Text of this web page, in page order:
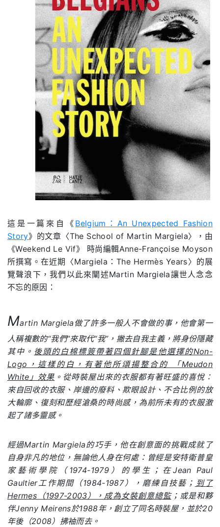
這是一篇來自《 Belgium：An Unexpected Fashion
Story》的文章〈The School of Martin Margiela〉，由
《Weekend Le Vif》 時尚編輯Anne-Françoise Moyson
所撰寫。在近期〈Margiela：The Hermès Years〉的展
覽聲浪下，我們以此來闡述Martin Margiela讓世人念念
不忘的原因：
Martin Margiela做了許多一般人不會做的事，他會第一
人稱複數的“我們”來取代“我”，撇去自我主義，將身份隱藏
其中。 後頭的白棉標簽帶著四個針腳是他選擇的Non-
Logo，這樣的白，有著他所頌揚整合的 「Meudon
White」效果 。從時裝屋出來的衣服都有著旺盛的喜悅：
來自回收的衣服、岸邊的廢料、欺眼設計、不合比例的放
大輪廓、復刻和歷經滄桑的時尚感，為前所未有的衣服激
起了諸多靈感。
經過Martin Margiela的巧手，他在創意面的挑戰成就了
自身非凡的地位，無論他人身在何處：曾經是安特衛普皇
家藝術學院（1974-1979）的學生；在Jean Paul
Gaultier工作期間（1984-1987），磨練自技藝； 到了
Hermes（1997-2003），成為女裝創意總監；或是和夥
伴Jenny Meirens於1988年，創立了同名時裝屋，並於20
年後（2008）拂袖而去。